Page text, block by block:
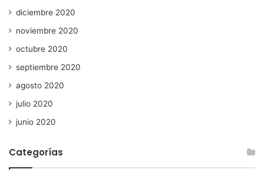
diciembre 2020
noviembre 2020
octubre 2020
septiembre 2020
agosto 2020
julio 2020
junio 2020
Categorías